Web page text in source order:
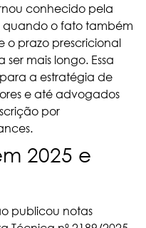
conhecido pela
quando o fato também
o prazo prescricional
mais longo. Essa
a estratégia de
e até advogados
por
2025 e
publicou notas